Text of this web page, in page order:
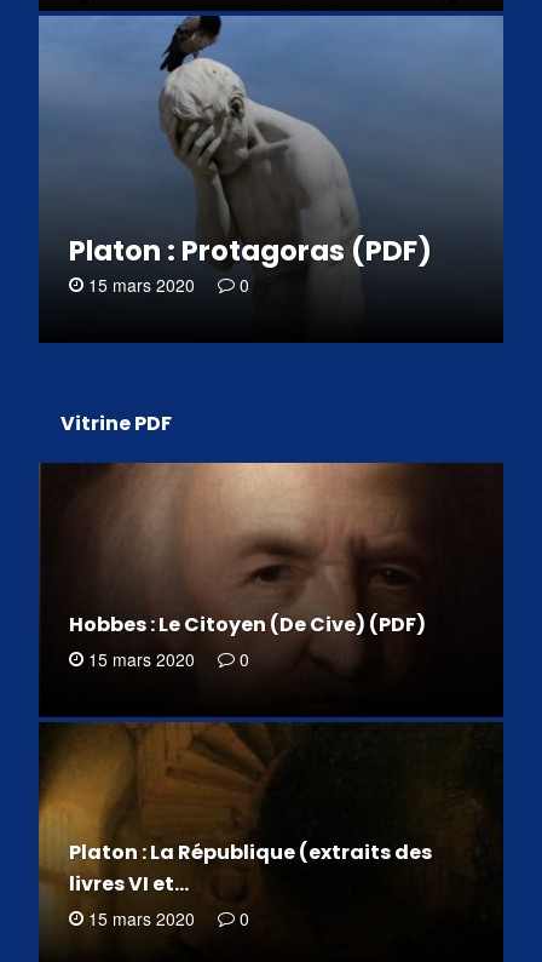
Platon : Protagoras (PDF)
15 mars 2020 0
Vitrine PDF
Hobbes : Le Citoyen (De Cive) (PDF)
15 mars 2020 0
Platon : La République (extraits des
livres VI et…
15 mars 2020 0